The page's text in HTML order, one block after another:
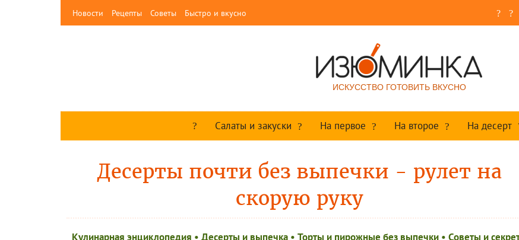
Новости Рецепты Советы Быстро и вкусно
ИСКУССТВО ГОТОВИТЬ ВКУСНО
Салаты и закуски На первое На второе На десерт
Десерты почти без выпечки - рулет на
скорую руку
Кулинарная энциклопедия • Десерты и выпечка• Торты и пирожные без выпечки• Советы и